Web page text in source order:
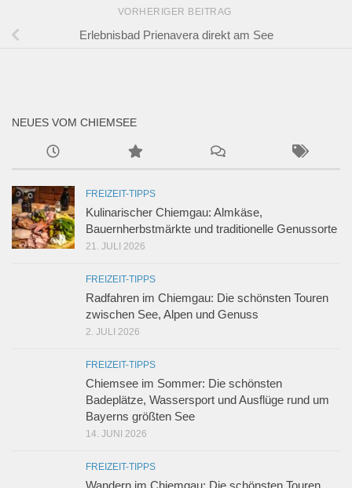
VORHERIGER BEITRAG
Erlebnisbad Prienavera direkt am See
NEUES VOM CHIEMSEE
FREIZEIT-TIPPS
Kulinarischer Chiemgau: Almkäse,
Bauernherbstmärkte und traditionelle Genussorte
21. JULI 2026
FREIZEIT-TIPPS
Radfahren im Chiemgau: Die schönsten Touren
zwischen See, Alpen und Genuss
2. JULI 2026
FREIZEIT-TIPPS
Chiemsee im Sommer: Die schönsten
Badeplätze, Wassersport und Ausflüge rund um
Bayerns größten See
14. JUNI 2026
FREIZEIT-TIPPS
Wandern im Chiemgau: Die schönsten Touren